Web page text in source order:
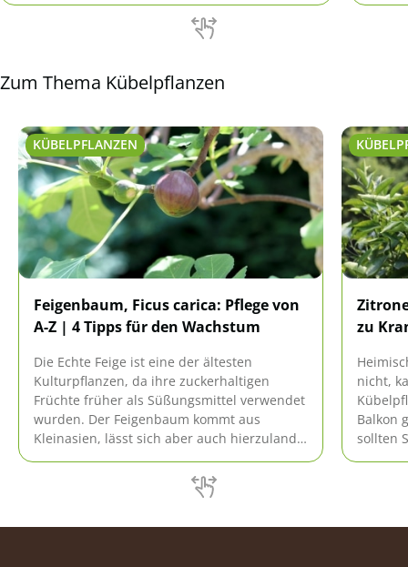
Zum Thema Kübelpflanzen
KÜBELPFLANZEN
Feigenbaum, Ficus carica: Pflege von
A-Z | 4 Tipps für den Wachstum
Die Echte Feige ist eine der ältesten
Kulturpflanzen, da ihre zuckerhaltigen
Früchte früher als Süßungsmittel verwendet
wurden. Der Feigenbaum kommt aus
Kleinasien, lässt sich aber auch hierzulande
der Pflege nicht aufwendig ist.
zu
nicht,
Balkon
sollten